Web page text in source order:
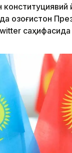
Қозоғистон
саҳифасида